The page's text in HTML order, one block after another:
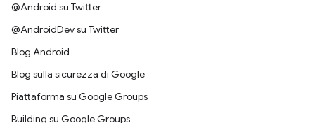
@Android su Twitter
@AndroidDev su Twitter
Blog Android
Blog sulla sicurezza di Google
Piattaforma su Google Groups
Building su Google Groups